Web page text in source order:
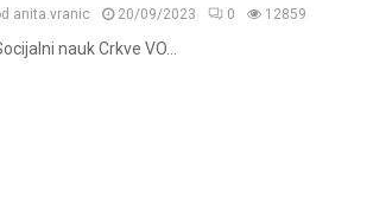
anita.vranic 20/09/2023 0 12859
nauk Crkve VO...